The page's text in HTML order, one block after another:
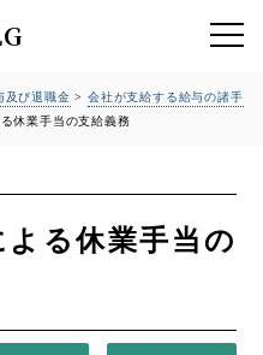
及び退職金 >会社が支給する給与の諸手
休業手当の支給義務
る休業手当の